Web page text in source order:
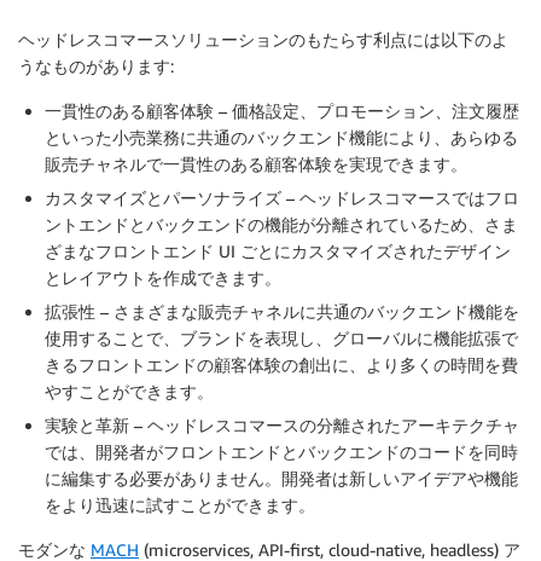
ヘッドレスコマースソリューションのもたらす利点には以下のよ
うなものがあります:
一貫性のある顧客体験 – 価格設定、プロモーション、注文履歴
といった小売業務に共通のバックエンド機能により、あらゆる
販売チャネルで一貫性のある顧客体験を実現できます。
カスタマイズとパーソナライズ – ヘッドレスコマースではフロ
ントエンドとバックエンドの機能が分離されているため、さま
ざまなフロントエンド UI ごとにカスタマイズされたデザイン
とレイアウトを作成できます。
拡張性 – さまざまな販売チャネルに共通のバックエンド機能を
使用することで、ブランドを表現し、グローバルに機能拡張で
きるフロントエンドの顧客体験の創出に、より多くの時間を費
やすことができます。
実験と革新 – ヘッドレスコマースの分離されたアーキテクチャ
では、開発者がフロントエンドとバックエンドのコードを同時
に編集する必要がありません。開発者は新しいアイデアや機能
をより迅速に試すことができます。
モダンな MACH (microservices, API-first, cloud-native, headless) ア